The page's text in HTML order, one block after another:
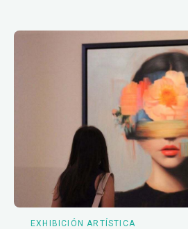
EXHIBICIÓN ARTÍSTICA